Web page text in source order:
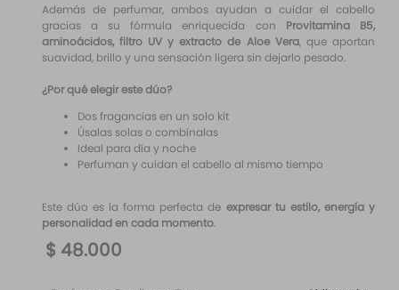
Además de perfumar, ambos ayudan a cuidar el cabello
gracias a su fórmula enriquecida con Provitamina B5,
aminoácidos, filtro UV y extracto de Aloe Vera, que aportan
suavidad, brillo y una sensación ligera sin dejarlo pesado.
¿Por qué elegir este dúo?
Dos fragancias en un solo kit
Úsalas solas o combínalas
Ideal para día y noche
Perfuman y cuidan el cabello al mismo tiempo
Este dúo es la forma perfecta de expresar tu estilo, energía y
personalidad en cada momento.
$ 48.000